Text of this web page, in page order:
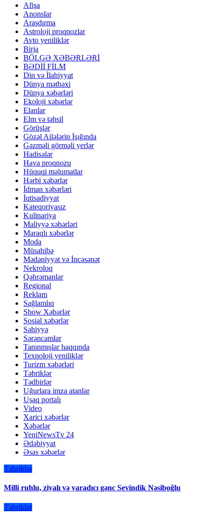
Afişa
Anonslar
Araşdırma
Astroloji proqnozlar
Avto yeniliklər
Birja
BÖLGƏ XƏBƏRLƏRİ
BƏDİİ FİLM
Din və İlahiyyat
Dünya mətbəxi
Dünya xəbərləri
Ekoloji xəbərlər
Elanlar
Elm və təhsil
Görüşlər
Gözəl Ailələrin İşığında
Gəzməli görməli yerlər
Hadisələr
Hava proqnozu
Hüquqi məlumatlar
Hərbi xəbərlər
İdman xəbərləri
İqtisadiyyat
Kateqoriyasız
Kulinariya
Maliyyə xəbərləri
Maraqlı xəbərlər
Moda
Müsahibə
Mədəniyyət və İncəsənət
Nekroloq
Qəhrəmanlar
Regional
Reklam
Sağlamlıq
Show Xəbərlər
Sosial xəbərlər
Səhiyyə
Sərəncamlar
Tanınmışlar haqqında
Texnoloji yeniliklər
Turizm xəbərləri
Təbriklər
Tədbirlər
Uğurlara imza atanlar
Uşaq portalı
Video
Xarici xəbərlər
Xəbərlər
YeniNewsTv 24
Ədəbiyyat
Əsas xəbərlər
Təbriklər
Milli ruhlu, ziyalı və yaradıcı gənc Sevindik Nəsiboğlu
Təbriklər